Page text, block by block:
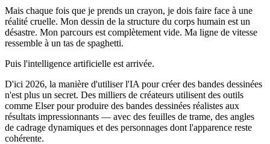
Mais chaque fois que je prends un crayon, je dois faire face à une
réalité cruelle. Mon dessin de la structure du corps humain est un
désastre. Mon parcours est complètement vide. Ma ligne de vitesse
ressemble à un tas de spaghetti.
Puis l'intelligence artificielle est arrivée.
D'ici 2026, la manière d'utiliser l'IA pour créer des bandes dessinées
n'est plus un secret. Des milliers de créateurs utilisent des outils
comme Elser pour produire des bandes dessinées réalistes aux
résultats impressionnants — avec des feuilles de trame, des angles
de cadrage dynamiques et des personnages dont l'apparence reste
cohérente.